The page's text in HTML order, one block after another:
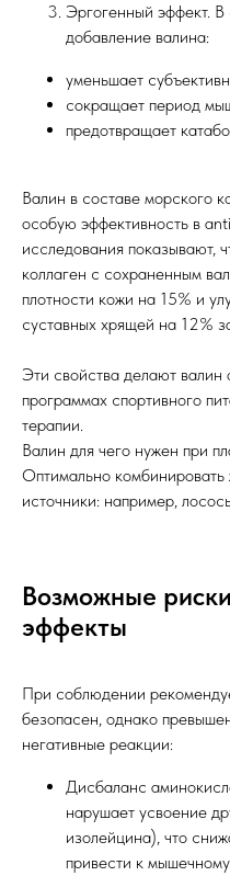
Эргогенный эффект. В
добавление валина:
уменьшает
сокращает период
предотвращает
Валин в составе морского
особую эффективность в
исследования показывают,
коллаген с сохраненным
плотности кожи на 15% и
суставных хрящей на 12%
Эти свойства делают
программах спортивного
терапии.
Валин для чего нужен при
Оптимально
источники: например,
Возможные
эффекты
При соблюдении
безопасен, однако
негативные реакции:
Дисбаланс
нарушает усвоение
изолейцина), что
привести к